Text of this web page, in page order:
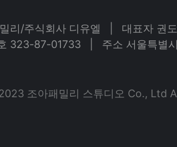
리/주식회사 디유엘 | 대표자 권
323-87-01733 | 주소 서울특별
조아패밀리 스튜디오 Co., Ltd